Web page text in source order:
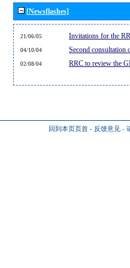
[Newsflashes]
21/06/05 Invitations for the
04/10/04 Second consultation
02/08/04 RRC to review the
回到本页页首 - 反馈意见 -